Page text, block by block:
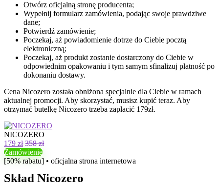
Otwórz oficjalną stronę producenta;
Wypełnij formularz zamówienia, podając swoje prawdziwe
dane;
Potwierdź zamówienie;
Poczekaj, aż powiadomienie dotrze do Ciebie pocztą
elektroniczną;
Poczekaj, aż produkt zostanie dostarczony do Ciebie w
odpowiednim opakowaniu i tym samym sfinalizuj płatność po
dokonaniu dostawy.
Cena Nicozero została obniżona specjalnie dla Ciebie w ramach
aktualnej promocji. Aby skorzystać, musisz kupić teraz. Aby
otrzymać butelkę Nicozero trzeba zapłacić 179zł.
NICOZERO
179 zł 358 zł
Zamówienie
[50% rabatu] • oficjalna strona internetowa
Skład Nicozero